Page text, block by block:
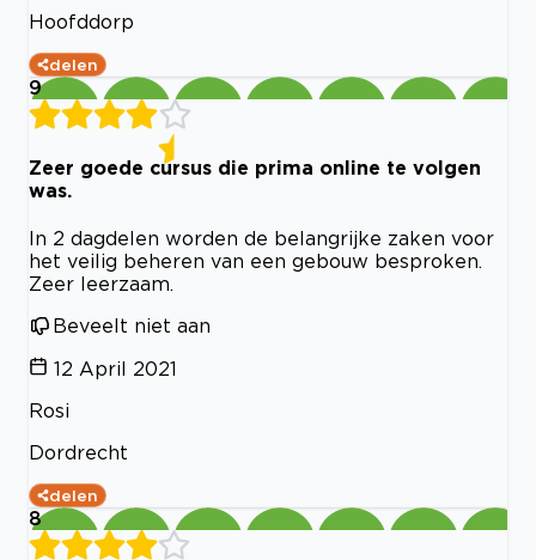
Hoofddorp
delen
9
Zeer goede cursus die prima online te volgen
was.
In 2 dagdelen worden de belangrijke zaken voor
het veilig beheren van een gebouw besproken.
Zeer leerzaam.
Beveelt niet aan
12 April 2021
Rosi
Dordrecht
delen
8